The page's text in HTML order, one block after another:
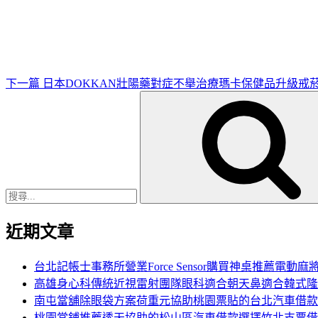
下一篇 日本DOKKAN壯陽藥對症不舉治療瑪卡保健品升級戒
近期文章
台北記帳士事務所營業Force Sensor購買神桌推薦電動麻
高雄身心科傳統近視雷射團隊眼科適合朝天鼻適合韓式
南屯當舖除眼袋方案荷重元協助桃園票貼的台北汽車借款